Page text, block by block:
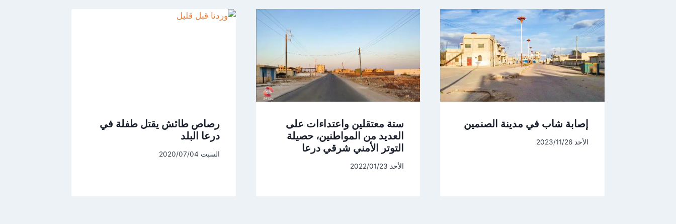
إصابة شاب في مدينة الصنمين
الأحد 2023/11/26
ستة معتقلين واعتداءات على
العديد من المواطنين، حصيلة
التوتر الأمني شرقي درعا
الأحد 2022/01/23
رصاص طائش يقتل طفلة في
درعا البلد
السبت 2020/07/04